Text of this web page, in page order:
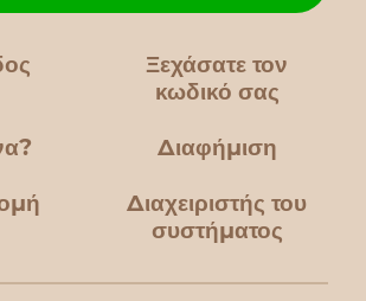
Ξεχάσατε τον
κωδικό σας
Διαφήμιση
Διαχειριστής του
συστήματος